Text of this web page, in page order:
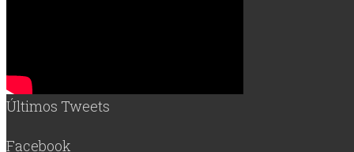
Últimos Tweets
Facebook